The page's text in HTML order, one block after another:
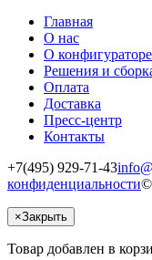
Главная
О нас
О конфигураторе
Решения и
Оплата
Доставка
Пресс-центр
Контакты
+7(495) 929-71-43
конфиденциальности©
×Закрыть
Товар добавлен в